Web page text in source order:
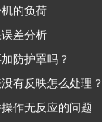
的负荷
差分析
防护罩吗？
有反映怎么处理？
作无反应的问题